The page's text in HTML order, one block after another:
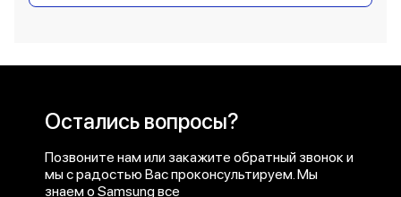
Остались вопросы?
Позвоните нам или закажите обратный звонок и
мы с радостью Вас проконсультируем. Мы
знаем о Samsung все